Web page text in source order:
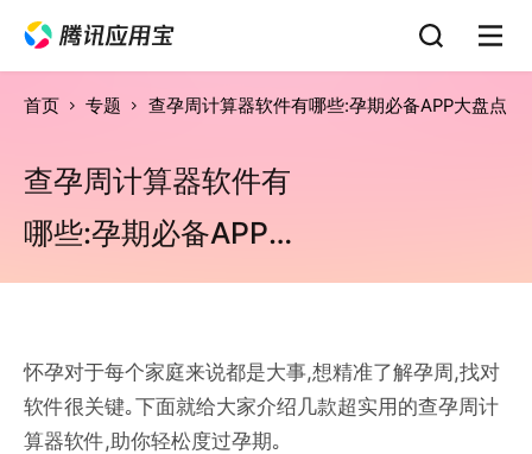
首页 专题 查孕周计算器软件有哪些:孕期必备APP大盘点
查孕周计算器软件有
哪些:孕期必备APP大
盘点
怀孕对于每个家庭来说都是大事,想精准了解孕周,找对
软件很关键｡下面就给大家介绍几款超实用的查孕周计
算器软件,助你轻松度过孕期｡